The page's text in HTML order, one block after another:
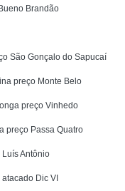
Brandão
São Gonçalo do Sapucaí
preço Monte Belo
preço Vinhedo
preço Passa Quatro
Antônio
Dic VI